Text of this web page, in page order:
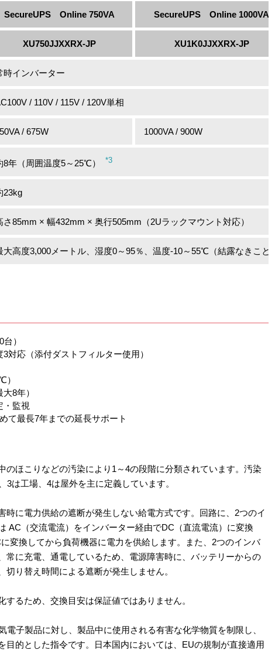
SecureUPS Online 750VA SecureUPS Online 1000VA
XU750JJXXRX-JP XU1K0JJXXRX-JP
時インバーター
/ 110V / 115V / 120V単相
/ 675W 1000VA / 900W
8年（周囲温度5～25℃） *3
23kg
さ85mm × 幅432mm × 奥行505mm（2Uラックマウント対応）
大高度3,000メートル、湿度0～95％、温度-10～55℃（結露なきこと）
）
対応（添付ダストフィルター使用）
）
8年）
・監視
て最長7年までの延長サポート
のほこりなどの汚染により1～4の段階に分類されています。汚染
3は工場、4は屋外を主に定義しています。
時に電力供給の遮断が発生しない給電方式です。回路に、2つのイ
AC（交流電流）をインバーター経由でDC（直流電流）に変換
変換してから負荷機器に電力を供給します。また、2つのインバ
常に充電、通電しているため、電源障害時に、バッテリーからの
り替え時間による遮断が発生しません。
るため、交換目安は保証値ではありません。
電子製品に対し、製品中に使用される有害な化学物質を制限し、
目的とした指令です。日本国内においては、EUの規制が直接適用